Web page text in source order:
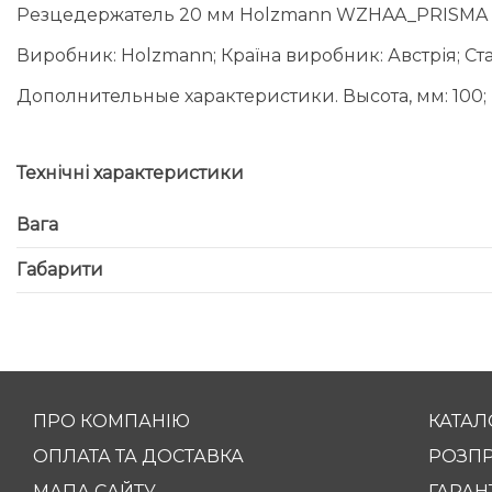
Резцедержатель 20 мм Holzmann WZHAA_PRISMA
Виробник: Holzmann; Країна виробник: Австрія;
Дополнительные характеристики. Высота, мм: 100;
Технічні характеристики
Вага
Габарити
ПРО КОМПАНІЮ
ОПЛАТА ТА ДОСТАВКА